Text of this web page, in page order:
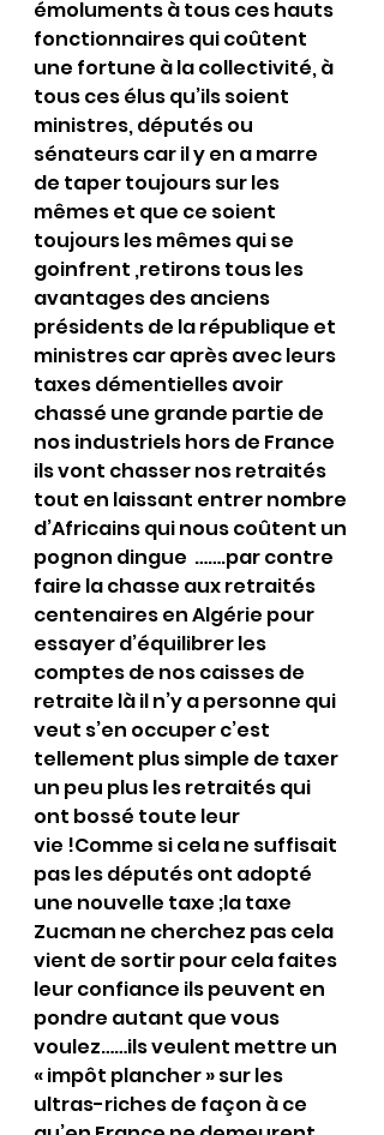
émoluments à tous ces hauts
fonctionnaires qui coûtent
une fortune à la collectivité, à
tous ces élus qu’ils soient
ministres, députés ou
sénateurs car il y en a marre
de taper toujours sur les
mêmes et que ce soient
toujours les mêmes qui se
goinfrent ,retirons tous les
avantages des anciens
présidents de la république et
ministres car après avec leurs
taxes démentielles avoir
chassé une grande partie de
nos industriels hors de France
ils vont chasser nos retraités
tout en laissant entrer nombre
d’Africains qui nous coûtent un
pognon dingue  …….par contre
faire la chasse aux retraités
centenaires en Algérie pour
essayer d’équilibrer les
comptes de nos caisses de
retraite là il n’y a personne qui
veut s’en occuper c’est
tellement plus simple de taxer
un peu plus les retraités qui
ont bossé toute leur
vie !Comme si cela ne suffisait
pas les députés ont adopté
une nouvelle taxe ;la taxe
Zucman ne cherchez pas cela
vient de sortir pour cela faites
leur confiance ils peuvent en
pondre autant que vous
voulez……ils veulent mettre un
« impôt plancher » sur les
ultras-riches de façon à ce